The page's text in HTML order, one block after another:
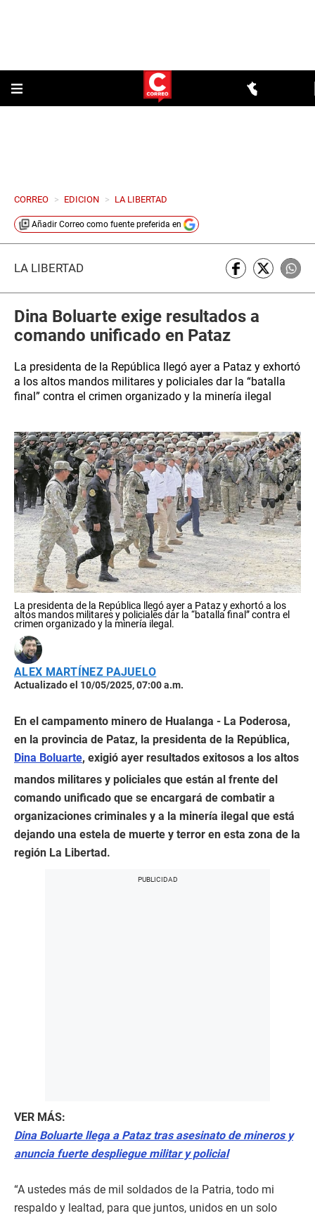
CORREO > EDICION > LA LIBERTAD
Añadir Correo como fuente preferida en
LA LIBERTAD
Dina Boluarte exige resultados a
comando unificado en Pataz
La presidenta de la República llegó ayer a Pataz y exhortó
a los altos mandos militares y policiales dar la “batalla
final” contra el crimen organizado y la minería ilegal
La presidenta de la República llegó ayer a Pataz y exhortó a los
altos mandos militares y policiales dar la “batalla final” contra el
crimen organizado y la minería ilegal.
ALEX MARTÍNEZ PAJUELO
Actualizado el 10/05/2025, 07:00 a.m.
En el campamento minero de Hualanga - La Poderosa,
en la provincia de Pataz, la presidenta de la República,
Dina Boluarte, exigió ayer resultados exitosos a los altos
mandos militares y policiales que están al frente del
comando unificado que se encargará de combatir a
organizaciones criminales y a la minería ilegal que está
dejando una estela de muerte y terror en esta zona de la
región La Libertad.
VER MÁS:
Dina Boluarte llega a Pataz tras asesinato de mineros y
anuncia fuerte despliegue militar y policial
“A ustedes más de mil soldados de la Patria, todo mi
respaldo y lealtad, para que juntos, unidos en un solo